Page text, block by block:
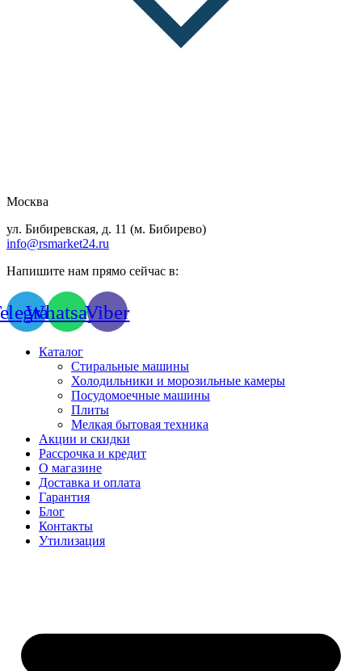
Москва
ул. Бибиревская, д. 11 (м. Бибирево)
info@rsmarket24.ru
Напишите нам прямо сейчас в:
WhatsappViber
Каталог
Стиральные машины
Холодильники и морозильные камеры
Посудомоечные машины
Плиты
Мелкая бытовая техника
Акции и скидки
Рассрочка и кредит
О магазине
Доставка и оплата
Гарантия
Блог
Контакты
Утилизация